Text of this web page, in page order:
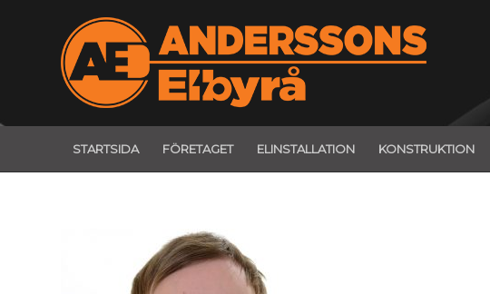
STARTSIDA FÖRETAGET ELINSTALLATION KONSTRUKTION